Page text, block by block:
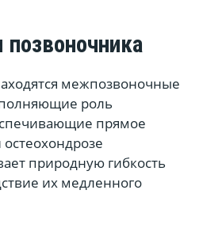
межпозвоночные
роль
прямое
природную гибкость
их медленного